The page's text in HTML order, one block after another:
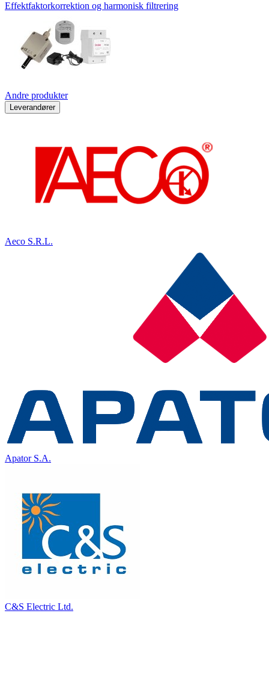
Effektfaktorkorrektion og harmonisk filtrering
Andre produkter
Leverandører
Aeco S.R.L.
Apator S.A.
C&S Electric Ltd.